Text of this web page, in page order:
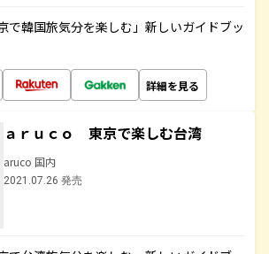
で韓国旅気分を楽しむ」新しいガイドブッ
詳細を見る
ａｒｕｃｏ 東京で楽しむ台湾
aruco 国内
2021.07.26 発売